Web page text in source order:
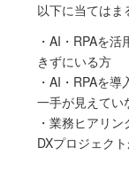
以下に当てはま
・AI・RPAを
きずにいる方
・AI・RPAを
一手が見えてい
・業務ヒアリ
DXプロジェク